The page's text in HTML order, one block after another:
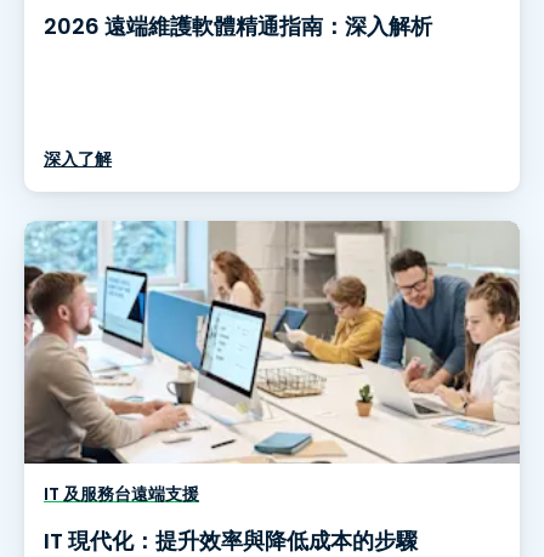
2026 遠端維護軟體精通指南：深入解析
深入了解
IT 及服務台遠端支援
IT 現代化：提升效率與降低成本的步驟